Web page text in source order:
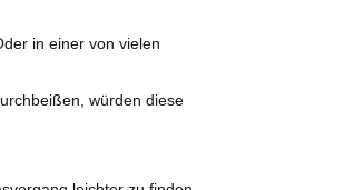
in einer von vielen
würden diese